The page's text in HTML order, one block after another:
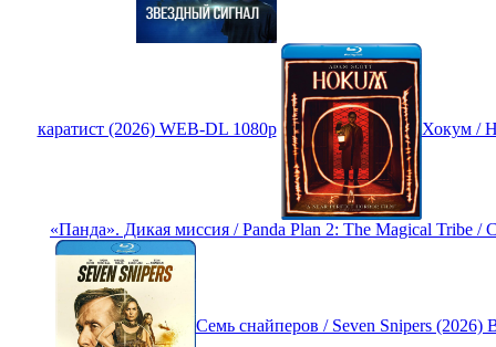
каратист (2026) WEB-DL 1080p Хокум /
«Панда». Дикая миссия / Panda Plan 2: The Magical Tribe
Семь снайперов / Seven Snipers